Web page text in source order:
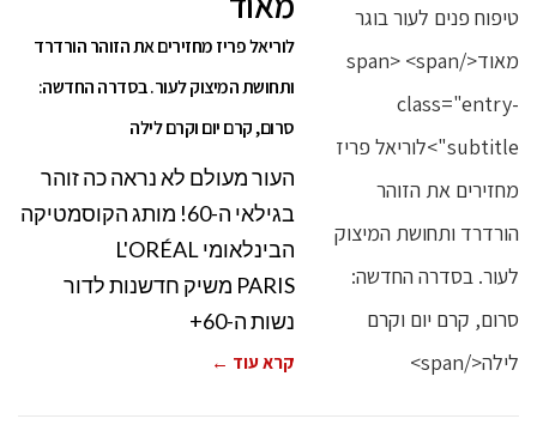
לוריאל פריז מחזירים את הזוהר הורדרד
ותחושת המיצוק לעור. בסדרה החדשה:
סרום, קרם יום וקרם לילה
העור מעולם לא נראה כה זוהר
בגילאי ה-60! מותג הקוסמטיקה
הבינלאומי L'ORÉAL
PARIS משיק חדשנות לדור
נשות ה-60+
קרא עוד ←